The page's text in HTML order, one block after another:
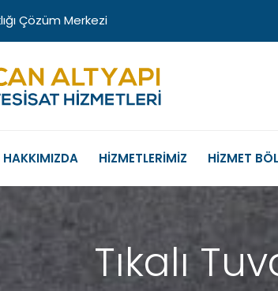
Çözüm Merkezi
HAKKIMIZDA HİZMETLERİMİZ HİZMET
Tıkalı